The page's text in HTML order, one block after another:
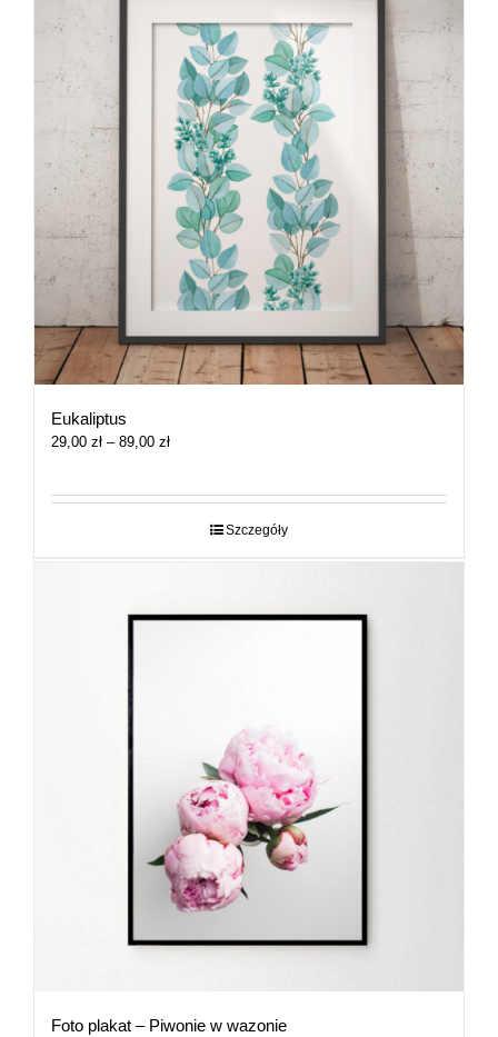
Eukaliptus
29,00 zł – 89,00 złZakres
29,00 zł
Szczegóły
Foto plakat – Piwonie w wazonie